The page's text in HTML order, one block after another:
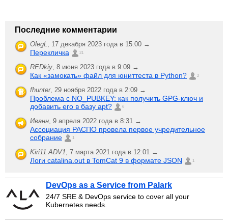
Последние комментарии
OlegL, 17 декабря 2023 года в 15:00 →
Перекличка 21
REDkiy, 8 июня 2023 года в 9:09 →
Как «замокать» файл для юниттеста в Python? 2
fhunter, 29 ноября 2022 года в 2:09 →
Проблема с NO_PUBKEY: как получить GPG-ключ и
добавить его в базу apt?
6
Иванн, 9 апреля 2022 года в 8:31 →
Ассоциация РАСПО провела первое учредительное
собрание
1
Kiri11.ADV1, 7 марта 2021 года в 12:01 →
Логи catalina.out в TomCat 9 в формате JSON 1
DevOps as a Service from Palark
24/7 SRE & DevOps service to cover all your
Kubernetes needs.